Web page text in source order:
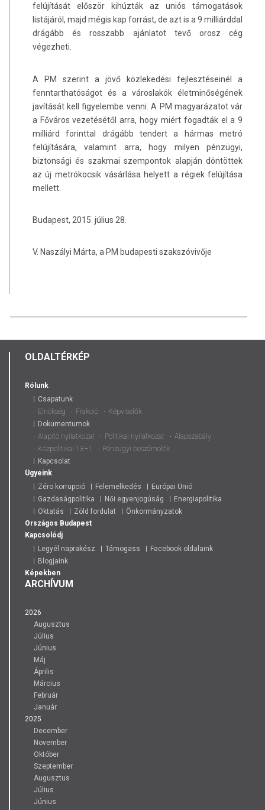
felújítását először kihúzták az uniós támogatások
listájáról, majd mégis kap forrást, de azt is a 9 milliárddal
drágább és rosszabb ajánlatot tevő orosz cég
végezheti.
A PM szerint a jövő közlekedési fejlesztéseinél a
fenntarthatóságot és a városlakók életminőségének
javítását kell figyelembe venni. A PM magyarázatot vár
a Főváros vezetésétől arra, hogy miért fogadták el a 9
milliárd forinttal drágább tendert a hármas metró
felújítására, valamint arra, hogy milyen pénzügyi,
biztonsági és szakmai szempontok alapján döntöttek
az új metrókocsik vásárlása helyett a régiek felújítása
mellett.
Budapest, 2015. július 28.
V. Naszályi Márta, a PM budapesti szakszóvivője
OLDALTÉRKÉP
Rólunk
Csapatunk
Elnökség
Frakció
Képviselők
Dokumentumok
Alapító nyilatkozat
Politikai nyilatkozat
Alapszabály
Közpolitikai 13+1
Pénzügyi beszámolók
Kapcsolat
Ügyeink
Zéro korrupció
Felemelkedés
Európai Unió
Gazdaságpolitika
Női egyenjogúság
Energiapolitika
Oktatás
Zöld fordulat
Önkormányzatok
Országos Budapest
Kapcsolódj
Legyél naprakész
Támogass
Facebook oldalaink
Blogjaink
Képekben
ARCHÍVUM
2026
Augusztus
Július
Június
Máj
Április
Március
Február
Január
2025
December
November
Október
Szeptember
Augusztus
Július
Június